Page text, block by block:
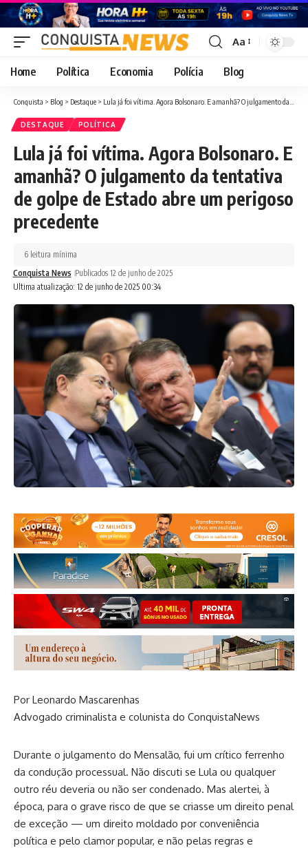
Font
Resizer
Aa
Home Política Economia Polícia Blog
Conquista > Blog > Destaque > Lula já foi vítima. Agora Bolsonaro. E amanhã? O julgamento da tentativa de golpe de Estado abre um perigoso precedente
DESTAQUE POLÍTICA
Lula já foi vítima. Agora Bolsonaro. E
amanhã? O julgamento da tentativa
de golpe de Estado abre um perigoso
precedente
Ultima atualização: 12 de junho de 2025 00:34
Conquista News Publicados 12 de junho de 2025
6 leitura mínima
Por Leonardo Mascarenhas
Advogado criminalista e colunista do ConquistaNews
Durante o julgamento do Mensalão, fui um crítico ferrenho
da condução processual. Não discuti se Lula ou qualquer
outro réu deveria ou não ser condenado. Mas alertei, à
época, para o grave risco de que se criasse um direito penal
de exceção — um direito moldado por conveniência
política e pelo clamor popular, e não pelas regras e